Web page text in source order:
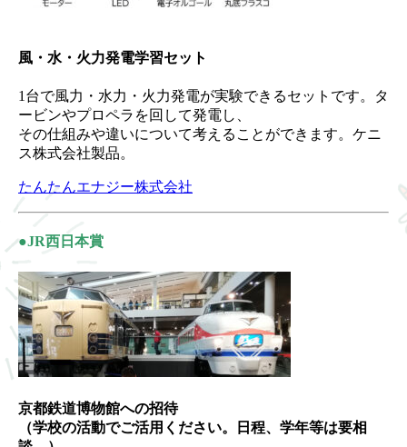
風・水・火力発電学習セット
1台で風力・水力・火力発電が実験できるセットです。タ
ービンやプロペラを回して発電し、
その仕組みや違いについて考えることができます。ケニ
ス株式会社製品。
たんたんエナジー株式会社
●JR西日本賞
京都鉄道博物館への招待
（学校の活動でご活用ください。日程、学年等は要相